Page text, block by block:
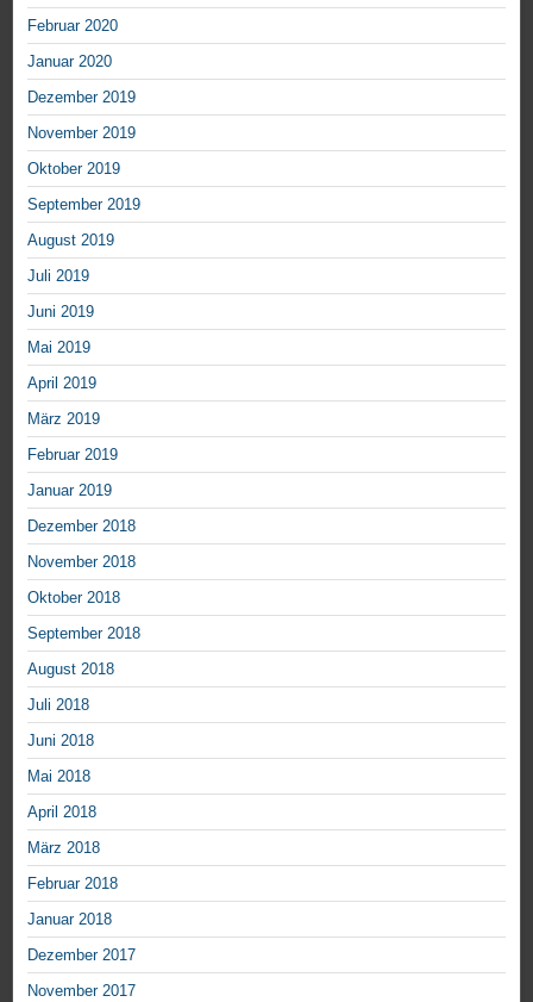
Februar 2020
Januar 2020
Dezember 2019
November 2019
Oktober 2019
September 2019
August 2019
Juli 2019
Juni 2019
Mai 2019
April 2019
März 2019
Februar 2019
Januar 2019
Dezember 2018
November 2018
Oktober 2018
September 2018
August 2018
Juli 2018
Juni 2018
Mai 2018
April 2018
März 2018
Februar 2018
Januar 2018
Dezember 2017
November 2017